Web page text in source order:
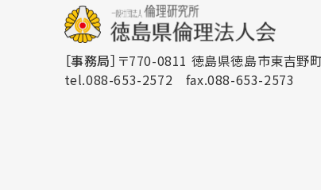
［事務局］ 〒770-0811 徳島県徳島市東吉野
tel.088-653-2572 fax.088-653-2573